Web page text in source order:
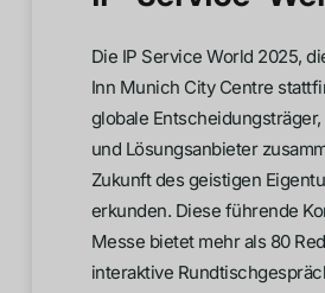
Die IP Service World 2025,
Inn Munich City Centre
globale
und Lösungsanbieter
Zukunft des geistigen
erkunden. Diese führende
Messe bietet mehr als 80
interaktive